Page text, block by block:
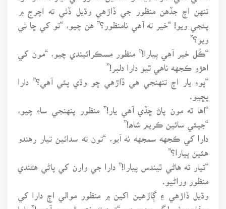
تنهن اڄ جڏهن منظور جي ڏاڙهي وڌيل ڏٺي ته اچرج ۾
پئجي ويو! “خير ته آهي نامنظور؟” هن چيو، “تو کي ڇا ٿي
ويو؟”
“ڪُل خير آهي پيارا!” منظور مسڪرائيندي چيو، “مون کي
اهڙو ڪجهه ناهي ٿيو دارا دلبر!”
“پوءِ يار اڄ تنهنجي هي ڏاڙهي ڇو وڌي پئي آهي؟” دارا
“اها ته مون پاڻ ڇڏي آهي يار!” منظور پنهنجي ساءِ چيو،
“جيئي سائين ڪريم شاھ!”
دارا کي ڪجهه سمجهه نه آيو، “تون ته سدائين تيار رهندو
هئين پيارا؟”
“تيار ته هاڻي ٿيندس پيارا!” دارا جي وارن کي پاڻي هڻندي
منظور وراڻيو.
وڌيل ڏاڙهي ۽ ڳاڙهين اکين ۾ منظور موالي اڄ دارا کي
صفا صوفي لڳي رهيو هو. “تون ته ختم ٿي ويو آهين!” دارا